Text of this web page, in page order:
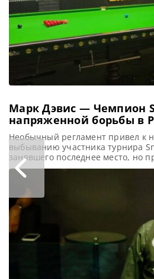
участие в турнире
China Open 2026.
После двух
раундов
Марк Дэвис — Чемпион
напряженной борьбы в
Необычный регламент привел к
выбыванию участника турнира
занявшего последнее место, но
наибольшее число побед,
Бывший Чемпион мира среди
Марк Дэвис выиграл
Однако этот турнир запомнился
завершением группового этапа,
участников набрали одинаковое